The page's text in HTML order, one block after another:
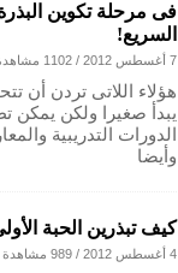
فى مرحلة تكوين
السريع!
7 أغسطس 2012 / 1102 مشاهدة
هؤلاء اللاتى تردن أن
يبدأ صغيرا ولكن يمكن
الدورات التدريبية
وأيضا
كيف تبذرين الحبة
4 أغسطس 2012 / 989 مشاهدة